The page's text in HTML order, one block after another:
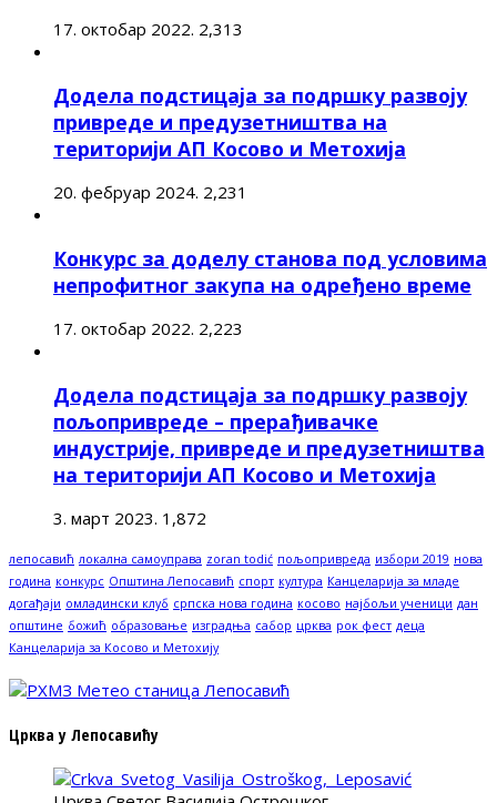
17. октобар 2022. 2,313
Додела подстицаја за подршку развоју
привреде и предузетништва на
територији АП Косово и Метохија
20. фебруар 2024. 2,231
Конкурс за доделу станова под условима
непрофитног закупа на одређено време
17. октобар 2022. 2,223
Додела подстицаја за подршку развоју
пољопривреде – прерађивачке
индустрије, привреде и предузетништва
на територији АП Косово и Метохија
3. март 2023. 1,872
лепосавић локална самоуправа zoran todić пољопривреда избори 2019 нова
година конкурс Општина Лепосавић спорт култура Канцеларија за младе
догађаји омладински клуб српска нова година косово најбољи ученици дан
општине божић образовање изградња сабор црква рок фест деца
Канцеларија за Косово и Метохију
Црква у Лепосавићу